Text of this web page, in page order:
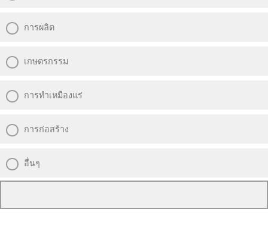
การผลิต
เกษตรกรรม
การทำเหมืองแร่
การก่อสร้าง
อื่นๆ